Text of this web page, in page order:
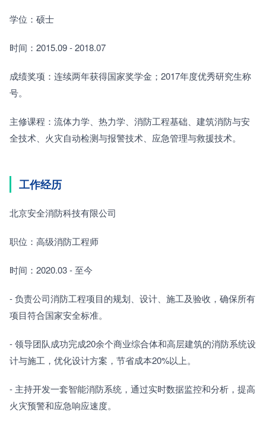
学位：硕士
时间：2015.09 - 2018.07
成绩奖项：连续两年获得国家奖学金；2017年度优秀研究生称
号。
主修课程：流体力学、热力学、消防工程基础、建筑消防与安
全技术、火灾自动检测与报警技术、应急管理与救援技术。
工作经历
北京安全消防科技有限公司
职位：高级消防工程师
时间：2020.03 - 至今
- 负责公司消防工程项目的规划、设计、施工及验收，确保所有
项目符合国家安全标准。
- 领导团队成功完成20余个商业综合体和高层建筑的消防系统设
计与施工，优化设计方案，节省成本20%以上。
- 主持开发一套智能消防系统，通过实时数据监控和分析，提高
火灾预警和应急响应速度。